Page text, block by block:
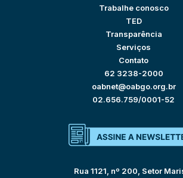
Trabalhe conosco
TED
Transparência
Serviços
Contato
62 3238-2000
oabnet@oabgo.org.br
02.656.759/0001-52
Rua 1121, nº 200, Setor